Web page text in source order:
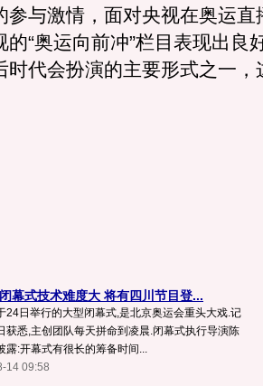
参与激情，面对央视在奥运直
的“奥运向前冲”栏目表现出良
时代会扮演的主要形式之一，
幕式技术难度大 将有四川节目登...
24日举行的大型闭幕式,是北京奥运会重头大戏.记
获悉,主创团队每天拼命到凌晨.闭幕式执行导演陈
露:开幕式有很长的筹备时间...
14 09:58